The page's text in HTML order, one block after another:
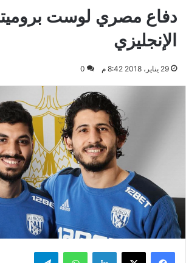
دفاع مصري لوست
الإنجليزي
29 يناير، 2018 8:42 م 0
فيسبوك ‫X لينكدإن واتساب تيلقرام